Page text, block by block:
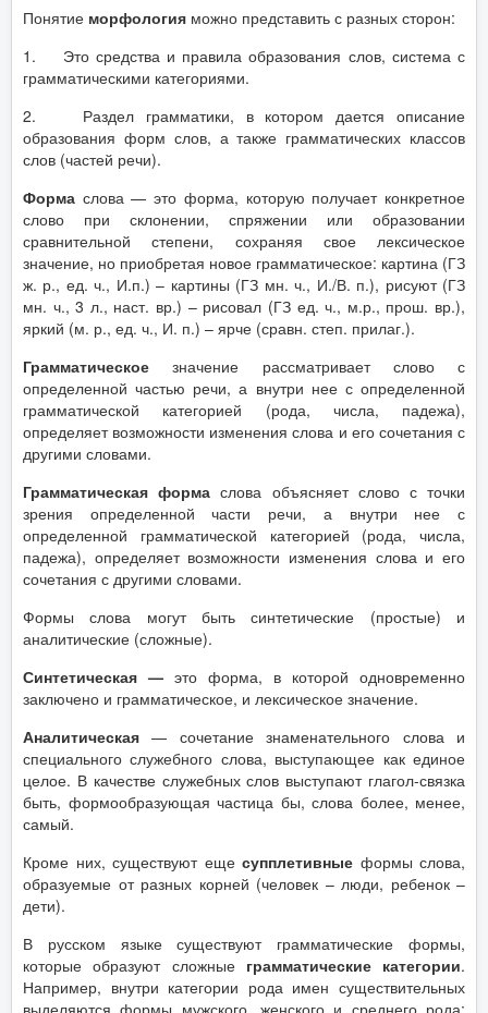
Понятие морфология можно представить с разных сторон:
1. Это средства и правила образования слов, система с
грамматическими категориями.
2. Раздел грамматики, в котором дается описание
образования форм слов, а также грамматических классов
слов (частей речи).
Форма слова — это форма, которую получает конкретное
слово при склонении, спряжении или образовании
сравнительной степени, сохраняя свое лексическое
значение, но приобретая новое грамматическое: картина (ГЗ
ж. р., ед. ч., И.п.) – картины (ГЗ мн. ч., И./В. п.), рисуют (ГЗ
мн. ч., 3 л., наст. вр.) – рисовал (ГЗ ед. ч., м.р., прош. вр.),
яркий (м. р., ед. ч., И. п.) – ярче (сравн. степ. прилаг.).
Грамматическое значение рассматривает слово с
определенной частью речи, а внутри нее с определенной
грамматической категорией (рода, числа, падежа),
определяет возможности изменения слова и его сочетания с
другими словами.
Грамматическая форма слова объясняет слово с точки
зрения определенной части речи, а внутри нее с
определенной грамматической категорией (рода, числа,
падежа), определяет возможности изменения слова и его
сочетания с другими словами.
Формы слова могут быть синтетические (простые) и
аналитические (сложные).
Синтетическая — это форма, в которой одновременно
заключено и грамматическое, и лексическое значение.
Аналитическая — сочетание знаменательного слова и
специального служебного слова, выступающее как единое
целое. В качестве служебных слов выступают глагол-связка
быть, формообразующая частица бы, слова более, менее,
самый.
Кроме них, существуют еще супплетивные формы слова,
образуемые от разных корней (человек – люди, ребенок –
дети).
В русском языке существуют грамматические формы,
которые образуют сложные грамматические категории.
Например, внутри категории рода имен существительных
выделяются формы мужского, женского и среднего рода;